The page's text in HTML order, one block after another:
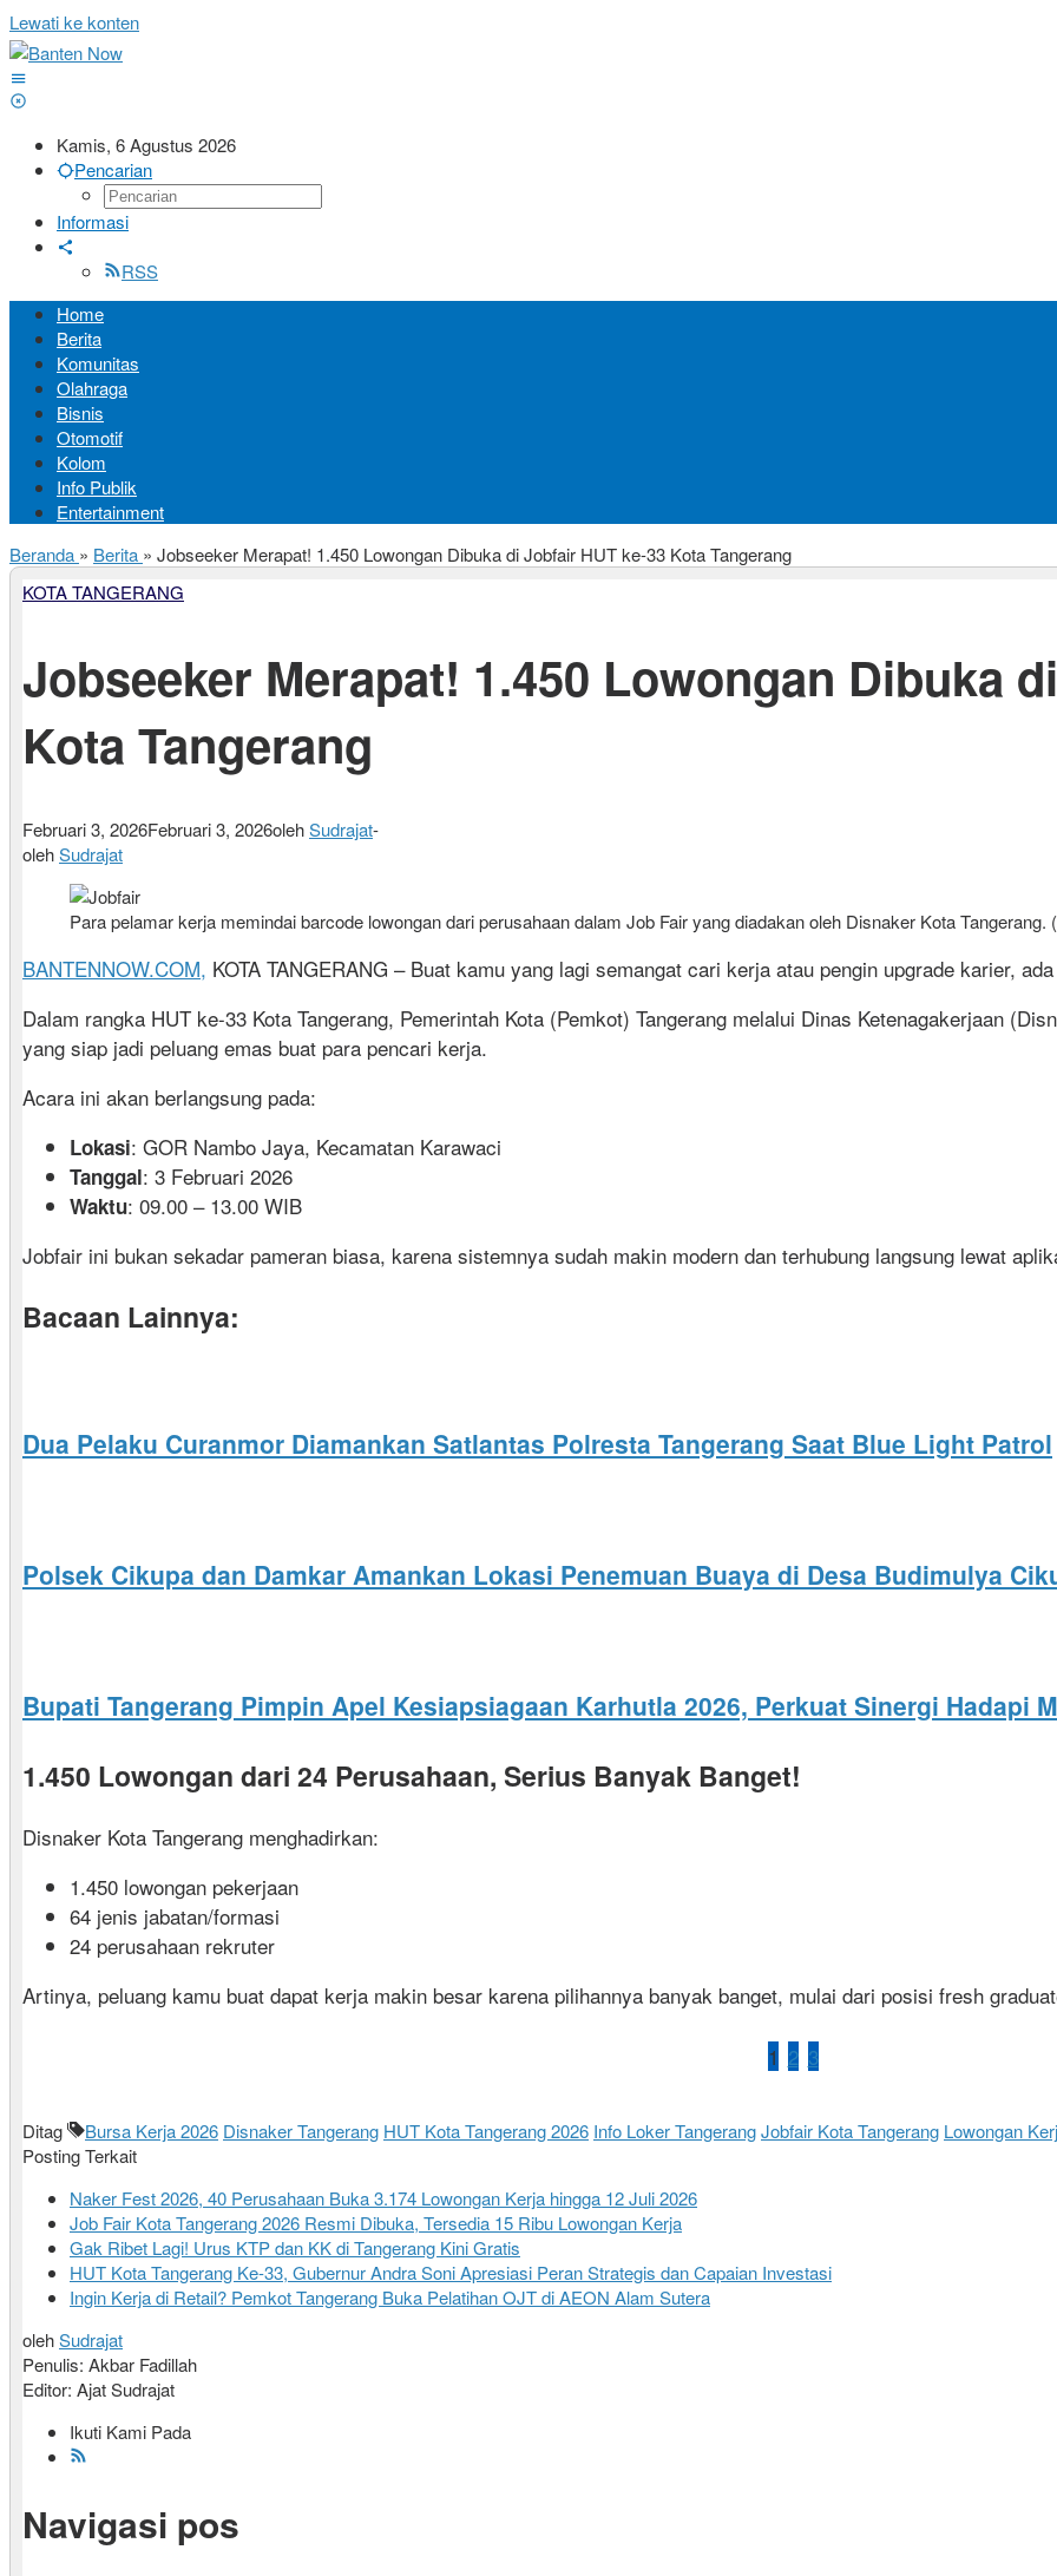
Lewati ke konten
Kamis, 6 Agustus 2026
Pencarian
Informasi
RSS
Home
Berita
Komunitas
Olahraga
Bisnis
Otomotif
Kolom
Info Publik
Entertainment
Beranda » Berita » Jobseeker Merapat! 1.450 Lowongan Dibuka di Jobfair HUT ke-33 Kota Tangerang
KOTA TANGERANG
Jobseeker Merapat! 1.450 Lowongan Dibuka
Kota Tangerang
Februari 3, 2026Februari 3, 2026olehSudrajat-
olehSudrajat
Para pelamar kerja memindai barcode lowongan dari perusahaan dalam Job Fair yang diadakan oleh Disnaker Kota
BANTENNOW.COM, KOTA TANGERANG – Buat kamu yang lagi semangat cari kerja atau pengin upgrade karier,
Dalam rangka HUT ke-33 Kota Tangerang, Pemerintah Kota (Pemkot) Tangerang melalui Dinas Ketenagakerjaan
yang siap jadi peluang emas buat para pencari kerja.
Acara ini akan berlangsung pada:
Lokasi: GOR Nambo Jaya, Kecamatan Karawaci
Tanggal: 3 Februari 2026
Waktu: 09.00 – 13.00 WIB
Jobfair ini bukan sekadar pameran biasa, karena sistemnya sudah makin modern dan terhubung langsung lewat
Bacaan Lainnya:
Dua Pelaku Curanmor Diamankan Satlantas Polresta Tangerang Saat Blue Light Patrol
Polsek Cikupa dan Damkar Amankan Lokasi Penemuan Buaya di Desa Budimulya
Bupati Tangerang Pimpin Apel Kesiapsiagaan Karhutla 2026, Perkuat Sinergi Hadapi
1.450 Lowongan dari 24 Perusahaan, Serius Banyak Banget!
Disnaker Kota Tangerang menghadirkan:
1.450 lowongan pekerjaan
64 jenis jabatan/formasi
24 perusahaan rekruter
Artinya, peluang kamu buat dapat kerja makin besar karena pilihannya banyak banget, mulai dari posisi fresh
1 2 3
Ditag Bursa Kerja 2026 Disnaker Tangerang HUT Kota Tangerang 2026 Info Loker TangerangJobfair Kota Tangerang Lowongan
Posting Terkait
Naker Fest 2026, 40 Perusahaan Buka 3.174 Lowongan Kerja hingga 12 Juli 2026
Job Fair Kota Tangerang 2026 Resmi Dibuka, Tersedia 15 Ribu Lowongan Kerja
Gak Ribet Lagi! Urus KTP dan KK di Tangerang Kini Gratis
HUT Kota Tangerang Ke-33, Gubernur Andra Soni Apresiasi Peran Strategis dan Capaian Investasi
Ingin Kerja di Retail? Pemkot Tangerang Buka Pelatihan OJT di AEON Alam Sutera
olehSudrajat
Penulis: Akbar Fadillah
Editor: Ajat Sudrajat
Ikuti Kami Pada
Navigasi pos